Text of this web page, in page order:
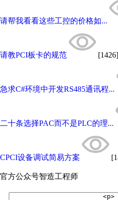
请帮我看看这些工控的价格如...
请教PCI板卡的规范 [1426]
急求C#环境中开发RS485通讯程...
二十条选择PAC而不是PLC的理...
CPCI设备调试简易方案
官方公众号智造工程师